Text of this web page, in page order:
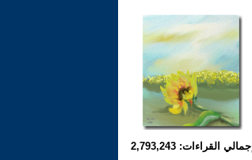
إجمالي القراءات: 2,793,243